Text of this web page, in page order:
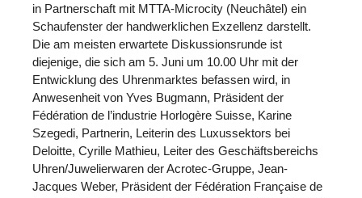
in Partnerschaft mit MTTA-Microcity (Neuchâtel) ein
Schaufenster der handwerklichen Exzellenz darstellt.
Die am meisten erwartete Diskussionsrunde ist
diejenige, die sich am 5. Juni um 10.00 Uhr mit der
Entwicklung des Uhrenmarktes befassen wird, in
Anwesenheit von Yves Bugmann, Präsident der
Fédération de l’industrie Horlogère Suisse, Karine
Szegedi, Partnerin, Leiterin des Luxussektors bei
Deloitte, Cyrille Mathieu, Leiter des Geschäftsbereichs
Uhren/Juwelierwaren der Acrotec-Gruppe, Jean-
Jacques Weber, Präsident der Fédération Française de